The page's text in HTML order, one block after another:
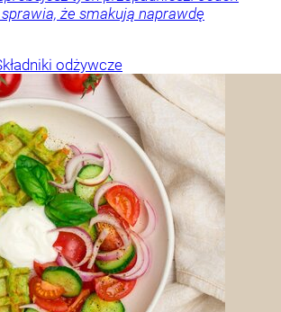
że smakują naprawdę
odżywcze